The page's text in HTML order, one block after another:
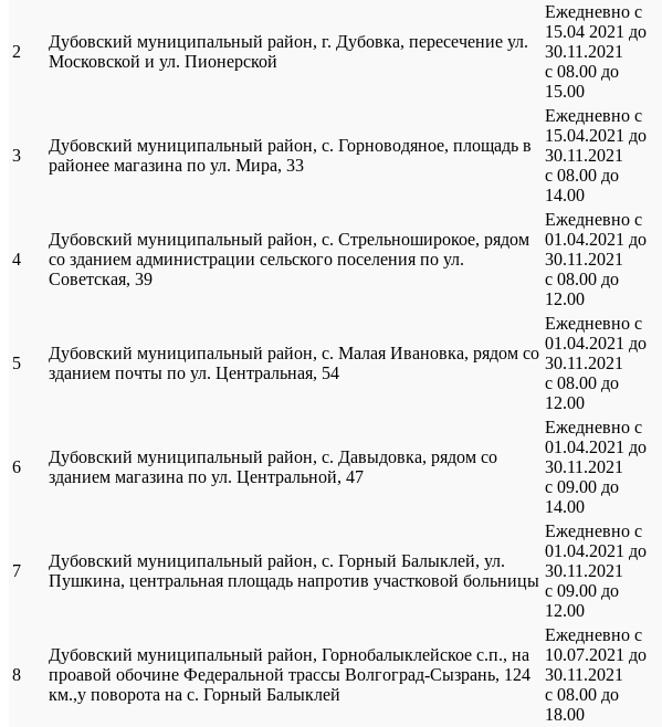
2
Дубовский муниципальный район, г. Дубовка, пересечение ул.
Московской и ул. Пионерской
Ежедневно с
15.04 2021 до
30.11.2021
с 08.00 до
15.00
3
Дубовский муниципальный район, с. Горноводяное, площадь в
районее магазина по ул. Мира, 33
Ежедневно с
15.04.2021 до
30.11.2021
с 08.00 до
14.00
4
Дубовский муниципальный район, с. Стрельноширокое, рядом
со зданием администрации сельского поселения по ул.
Советская, 39
Ежедневно с
01.04.2021 до
30.11.2021
с 08.00 до
12.00
5
Дубовский муниципальный район, с. Малая Ивановка, рядом со
зданием почты по ул. Центральная, 54
Ежедневно с
01.04.2021 до
30.11.2021
с 08.00 до
12.00
6
Дубовский муниципальный район, с. Давыдовка, рядом со
зданием магазина по ул. Центральной, 47
Ежедневно с
01.04.2021 до
30.11.2021
с 09.00 до
14.00
7
Дубовский муниципальный район, с. Горный Балыклей, ул.
Пушкина, центральная площадь напротив участковой больницы
Ежедневно с
01.04.2021 до
30.11.2021
с 09.00 до
12.00
8
Дубовский муниципальный район, Горнобалыклейское с.п., на
проавой обочине Федеральной трассы Волгоград-Сызрань, 124
км.,у поворота на с. Горный Балыклей
Ежедневно с
10.07.2021 до
30.11.2021
с 08.00 до
18.00